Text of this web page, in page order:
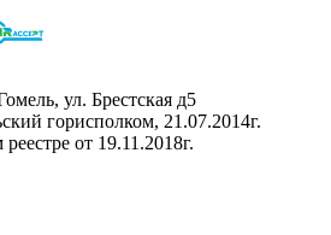
ул. Брестская д5
горисполком, 21.07.2014г.
от 19.11.2018г.